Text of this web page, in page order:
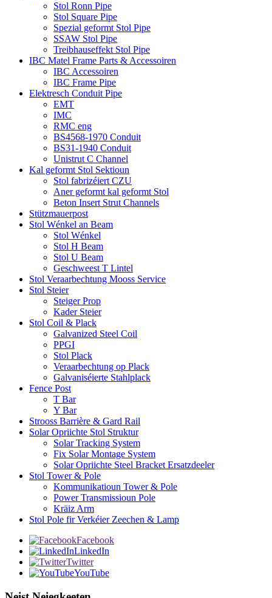
Stol Ronn Pipe
Stol Square Pipe
Spezial geformt Stol Pipe
SSAW Stol Pipe
Treibhauseffekt Stol Pipe
IBC Matel Frame Parts & Accessoiren
IBC Accessoiren
IBC Frame Pipe
Elektresch Conduit Pipe
EMT
IMC
RMC eng
BS4568-1970 Conduit
BS31-1940 Conduit
Unistrut C Channel
Kal geformt Stol Sektioun
Stol fabrizéiert CZU
Aner geformt kal geformt Stol
Beton Insert Strut Channels
Stützmauerpost
Stol Wénkel an Beam
Stol Wénkel
Stol H Beam
Stol U Beam
Geschweest T Lintel
Stol Veraarbechtung Mooss Service
Stol Steier
Steiger Prop
Kader Steier
Stol Coil & Plack
Galvanized Steel Coil
PPGI
Stol Plack
Veraarbechtung op Plack
Galvaniséierte Stahlplack
Fence Post
T Bar
Y Bar
Strooss Barrière & Gard Rail
Solar Opriichte Stol Struktur
Solar Tracking System
Fix Solar Montage System
Solar Opriichte Steel Bracket Ersatzdeeler
Stol Tower & Pole
Kommunikatioun Tower & Pole
Power Transmissioun Pole
Kräiz Arm
Stol Pole fir Verkéier Zeechen & Lamp
Facebook
LinkedIn
Twitter
YouTube